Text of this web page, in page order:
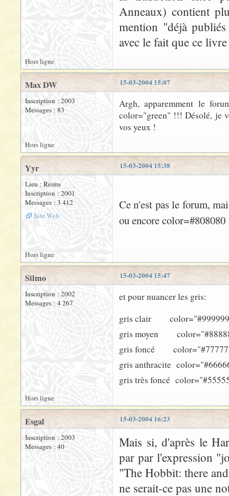
Anneaux) contient
mention "déjà
avec le fait que ce
Hors ligne
15-03-2004 15:07
Max DW
Inscription : 2003
Messages : 83
Argh, apparemment le
color="green" !!! Désolé, je
vos yeux !
Hors ligne
15-03-2004 15:38
Yyr
Lieu : Reims
Inscription : 2001
Messages : 3 412
Site Web
Ce n'est pas le forum,
ou encore color=#808080
Hors ligne
15-03-2004 15:47
Silmo
Inscription : 2002
Messages : 4 267
et pour nuancer les gris:
gris clair
gris moyen
gris foncé
gris anthracite
gris très foncé
Hors ligne
15-03-2004 16:23
Esgal
Inscription : 2003
Messages : 40
Mais si, d'après le
par par l'expression
"The Hobbit: there
ne serait-ce pas une